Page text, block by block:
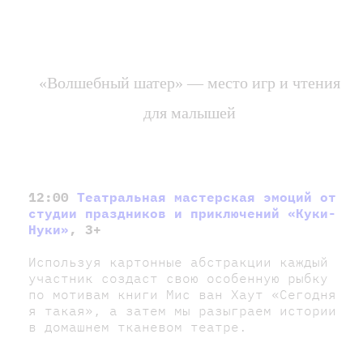
«Волшебный шатер» — место игр и чтения
для малышей
12:00 Театральная мастерская эмоций от
студии праздников и приключений «Куки-
Нуки» , 3+
Используя картонные абстракции каждый
участник создаст свою особенную рыбку
по мотивам книги Мис ван Хаут «Сегодня
я такая», а затем мы разыграем истории
в домашнем тканевом театре.